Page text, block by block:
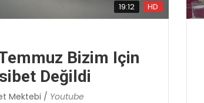
19:12 HD
Bizim Için
Değildi
Mektebi / Youtube